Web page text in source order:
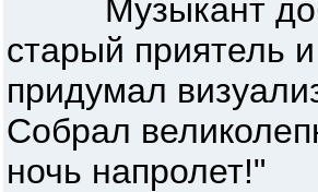
Музыкант
старый приятель
придумал
Собрал
ночь напролет!"